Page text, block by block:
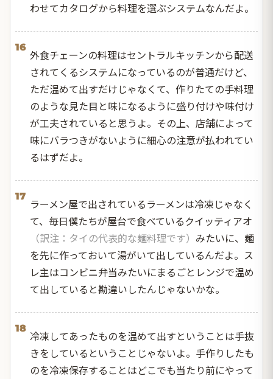
わせてカタログから料理を選ぶシステムなんだよ。
16
外食チェーンの料理はセントラルキッチンから配送
されてくるシステムになっているのが普通だけど、
ただ温めて出すだけじゃなくて、作りたての手料理
のような見た目と味になるように盛り付けや味付け
が工夫されていると思うよ。その上、店舗によって
味にバラつきがないように細心の注意が払われてい
るはずだよ。
17
ラーメン屋で出されているラーメンは冷凍じゃなく
て、毎日僕たちが屋台で食べているクイッティアオ
（訳注：タイの代表的な麺料理です） みたいに、麺
を先に作っておいて湯がいて出しているんだよ。ス
レ主はコンビニ弁当みたいにまるごとレンジで温め
て出していると勘違いしたんじゃないかな。
18
冷凍してあったものを温めて出すということは手抜
きをしているということじゃないよ。手作りしたも
のを冷凍保存することはどこでも当たり前にやって